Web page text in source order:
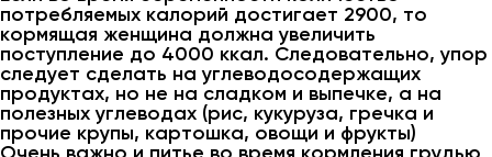
потребляемых калорий достигает 2900, то
кормящая женщина должна увеличить
поступление до 4000 ккал. Следовательно, упор
следует сделать на углеводосодержащих
продуктах, но не на сладком и выпечке, а на
полезных углеводах (рис, кукуруза, гречка и
прочие крупы, картошка, овощи и фрукты)